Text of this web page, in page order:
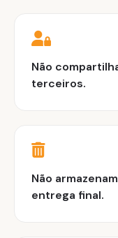
Não
terceiros.
Não
entrega final.